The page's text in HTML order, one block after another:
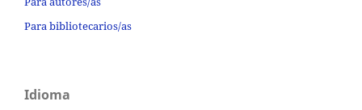
Para bibliotecarios/as
Idioma